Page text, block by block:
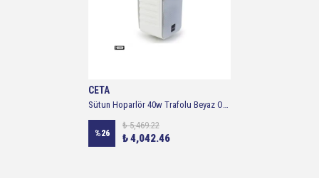
CETA
Sütun Hoparlör 40w Trafolu Beyaz Osawa Osw-4314tb
%26
₺ 5,469.22
₺ 4,042.46